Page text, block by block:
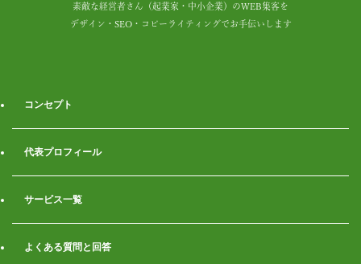
素敵な経営者さん（起業家・中小企業）のWEB集客を
デザイン・SEO・コピーライティングでお手伝いします
コンセプト
代表プロフィール
サービス一覧
よくある質問と回答